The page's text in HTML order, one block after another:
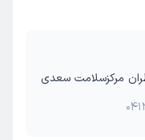
مرکزسلامت سعدی